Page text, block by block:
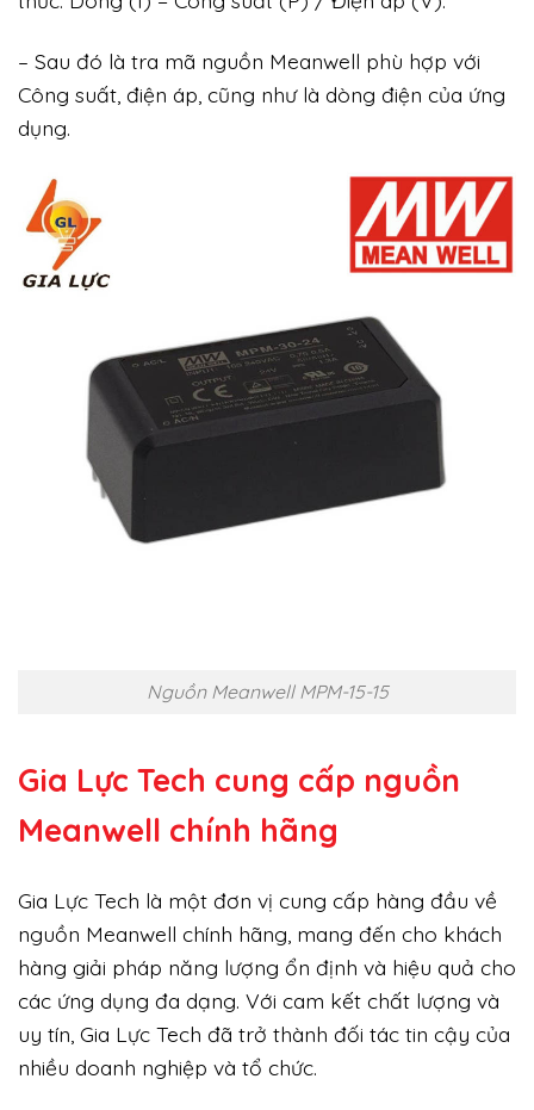
– Sau đó là tra mã nguồn Meanwell phù hợp với
Công suất, điện áp, cũng như là dòng điện của ứng
dụng.
Nguồn Meanwell MPM-15-15
Gia Lực Tech cung cấp nguồn
Meanwell chính hãng
Gia Lực Tech là một đơn vị cung cấp hàng đầu về
nguồn Meanwell chính hãng, mang đến cho khách
hàng giải pháp năng lượng ổn định và hiệu quả cho
các ứng dụng đa dạng. Với cam kết chất lượng và
uy tín, Gia Lực Tech đã trở thành đối tác tin cậy của
nhiều doanh nghiệp và tổ chức.